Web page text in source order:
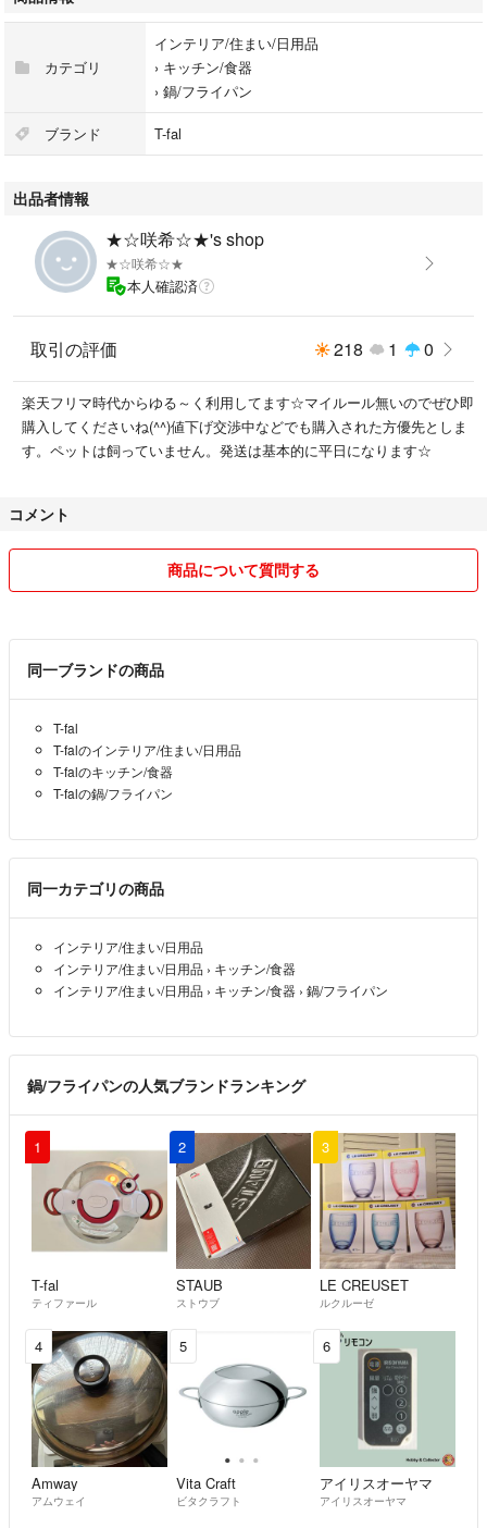
カテゴリ
インテリア/住まい/日用品
› キッチン/食器
› 鍋/フライパン
ブランド T-fal
出品者情報
★☆咲希☆★'s shop
★☆咲希☆★
本人確認済
取引の評価 218 1 0
楽天フリマ時代からゆる～く利用してます☆マイルール無いのでぜひ即
購入してくださいね(^^)値下げ交渉中などでも購入された方優先としま
す。ペットは飼っていません。発送は基本的に平日になります☆
コメント
商品について質問する
同一ブランドの商品
T-fal
T-falのインテリア/住まい/日用品
T-falのキッチン/食器
T-falの鍋/フライパン
同一カテゴリの商品
インテリア/住まい/日用品
インテリア/住まい/日用品 › キッチン/食器
インテリア/住まい/日用品 › キッチン/食器 › 鍋/フライパン
鍋/フライパンの人気ブランドランキング
1
T-fal
ティファール
2
STAUB
ストウブ
3
LE CREUSET
ルクルーゼ
4
Amway
アムウェイ
5
Vita Craft
ビタクラフト
6
アイリスオーヤマ
アイリスオーヤマ